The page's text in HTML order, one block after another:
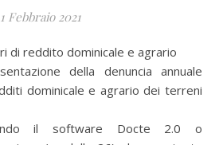
1 Febbraio 2021
di reddito dominicale e agrario
della denuncia annuale
dominicale e agrario dei terreni
il software Docte 2.0 o